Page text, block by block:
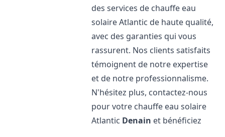
des services de chauffe eau
solaire Atlantic de haute qualité,
avec des garanties qui vous
rassurent. Nos clients satisfaits
témoignent de notre expertise
et de notre professionnalisme.
N'hésitez plus, contactez-nous
pour votre chauffe eau solaire
Atlantic Denain et bénéficiez